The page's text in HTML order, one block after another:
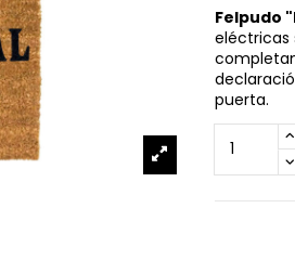
Felpudo
eléctricas
puerta.